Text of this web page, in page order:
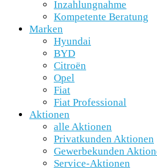
Inzahlungnahme
Kompetente Beratung
Marken
Hyundai
BYD
Citroën
Opel
Fiat
Fiat Professional
Aktionen
alle Aktionen
Privatkunden Aktionen
Gewerbekunden
Service-Aktionen